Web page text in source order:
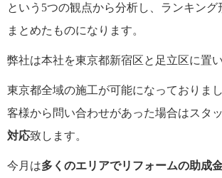
という5つの観点から分析し、ランキング
まとめたものになります。
弊社は本社を東京都新宿区と足立区に置
東京都全域の施工が可能になっておりま
客様から問い合わせがあった場合はスタ
対応致します。
今月は多くのエリアでリフォームの助成